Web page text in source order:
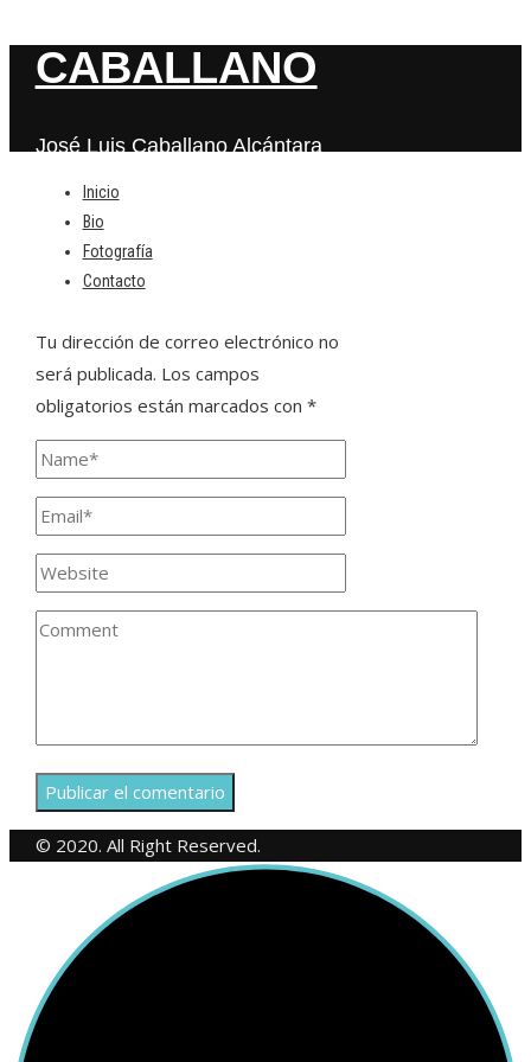
CABALLANO
José Luis Caballano Alcántara
Inicio
Bio
Fotografía
Contacto
Deja una respuesta
Tu dirección de correo electrónico no
será publicada. Los campos
obligatorios están marcados con *
© 2020. All Right Reserved.